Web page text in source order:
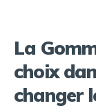
La
choix
changer